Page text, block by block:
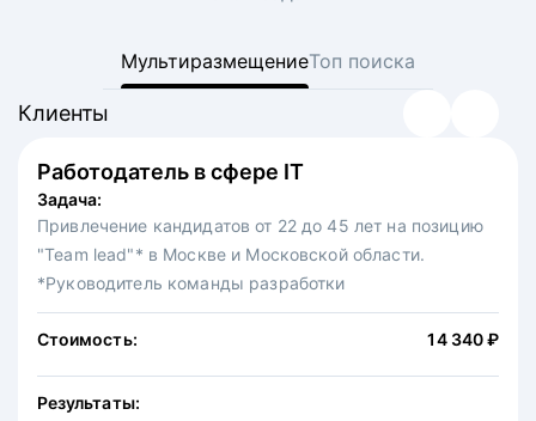
МультиразмещениеТоп поиска
Работодатель в сфере IT
Задача:
Привлечение кандидатов от 22 до 45 лет на позицию
"Team lead"* в Москве и Московской области.
*Руководитель команды разработки
Стоимость: 14 340 ₽
Результаты:
Клиенты
Федеральная сеть ресторанов
Задача:
Привлечение на вакансию официантов в московскую
точку известной федеральной сети ресторанов.
Стоимость: 30 875 ₽
Результаты:
Показы:
Клиенты